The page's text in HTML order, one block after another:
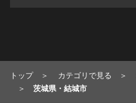
トップ カテゴリで見る
茨城県・結城市